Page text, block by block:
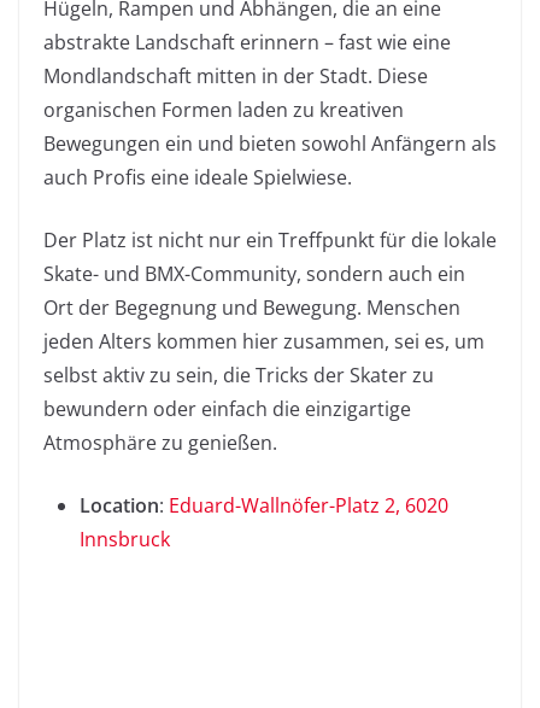
Hügeln, Rampen und Abhängen, die an eine
abstrakte Landschaft erinnern – fast wie eine
Mondlandschaft mitten in der Stadt. Diese
organischen Formen laden zu kreativen
Bewegungen ein und bieten sowohl Anfängern als
auch Profis eine ideale Spielwiese.
Der Platz ist nicht nur ein Treffpunkt für die lokale
Skate- und BMX-Community, sondern auch ein
Ort der Begegnung und Bewegung. Menschen
jeden Alters kommen hier zusammen, sei es, um
selbst aktiv zu sein, die Tricks der Skater zu
bewundern oder einfach die einzigartige
Atmosphäre zu genießen.
Location: Eduard-Wallnöfer-Platz 2, 6020
Innsbruck